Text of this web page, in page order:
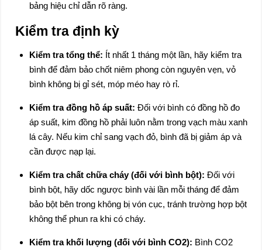
bảng hiệu chỉ dẫn rõ ràng.
Kiểm tra định kỳ
Kiểm tra tổng thể: Ít nhất 1 tháng một lần, hãy kiểm tra
bình để đảm bảo chốt niêm phong còn nguyên vẹn, vỏ
bình không bị gỉ sét, móp méo hay rò rỉ.
Kiểm tra đồng hồ áp suất: Đối với bình có đồng hồ đo
áp suất, kim đồng hồ phải luôn nằm trong vạch màu xanh
lá cây. Nếu kim chỉ sang vạch đỏ, bình đã bị giảm áp và
cần được nạp lại.
Kiểm tra chất chữa cháy (đối với bình bột): Đối với
bình bột, hãy dốc ngược bình vài lần mỗi tháng để đảm
bảo bột bên trong không bị vón cục, tránh trường hợp bột
không thể phun ra khi có cháy.
Kiểm tra khối lượng (đối với bình CO2): Bình CO2